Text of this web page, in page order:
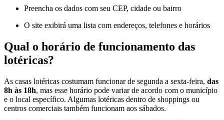
Preencha os dados com seu CEP, cidade ou bairro
O site exibirá uma lista com endereços, telefones e horários
Qual o horário de funcionamento das
lotéricas?
As casas lotéricas costumam funcionar de segunda a sexta-feira, das
8h às 18h, mas esse horário pode variar de acordo com o município
e o local específico. Algumas lotéricas dentro de shoppings ou
centros comerciais também funcionam aos sábados.